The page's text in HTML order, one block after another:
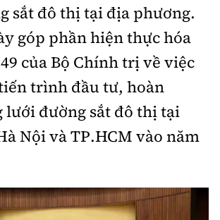
sắt đô thị tại địa phương.
góp phần hiện thực hóa
của Bộ Chính trị về việc
trình đầu tư, hoàn
lưới đường sắt đô thị tại
Nội và TP.HCM vào năm